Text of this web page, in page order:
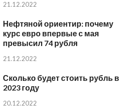
21.12.2022
Нефтяной ориентир: почему
курс евро впервые с мая
превысил 74 рубля
21.12.2022
Сколько будет стоить рубль в
2023 году
20.12.2022